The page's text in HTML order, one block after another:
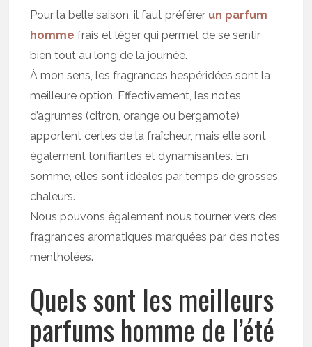
Pour la belle saison, il faut préférer un parfum
homme frais et léger qui permet de se sentir
bien tout au long de la journée.
À mon sens, les fragrances hespéridées sont la
meilleure option. Effectivement, les notes
d’agrumes (citron, orange ou bergamote)
apportent certes de la fraîcheur, mais elle sont
également tonifiantes et dynamisantes. En
somme, elles sont idéales par temps de grosses
chaleurs.
Nous pouvons également nous tourner vers des
fragrances aromatiques marquées par des notes
mentholées.
Quels sont les meilleurs
parfums homme de l’été